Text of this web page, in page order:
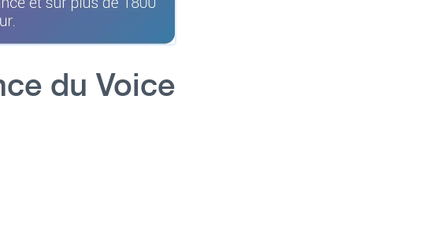
du Voice